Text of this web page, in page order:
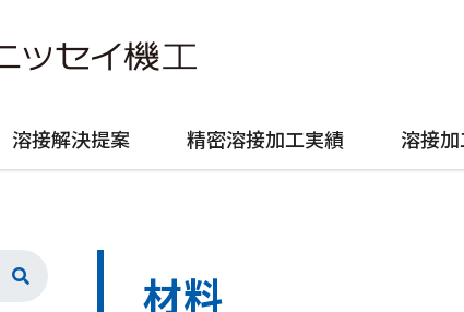
溶接解決提案 精密溶接加工実績 溶接
材料